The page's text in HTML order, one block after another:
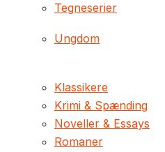
Tegneserier
Ungdom
Klassikere
Krimi & Spænding
Noveller & Essays
Romaner